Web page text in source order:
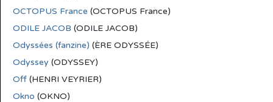
OCTOPUS France (OCTOPUS France)
ODILE JACOB (ODILE JACOB)
Odyssées (fanzine) (ÈRE ODYSSÉE)
Odyssey (ODYSSEY)
Off (HENRI VEYRIER)
Okno (OKNO)